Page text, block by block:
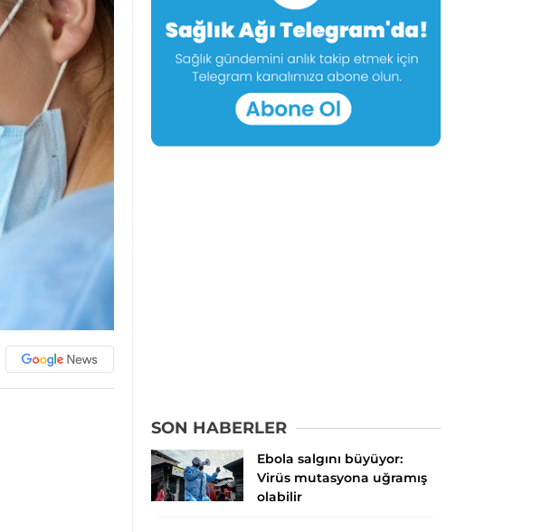
SON HABERLER
Ebola salgını büyüyor:
Virüs mutasyona uğramış
olabilir